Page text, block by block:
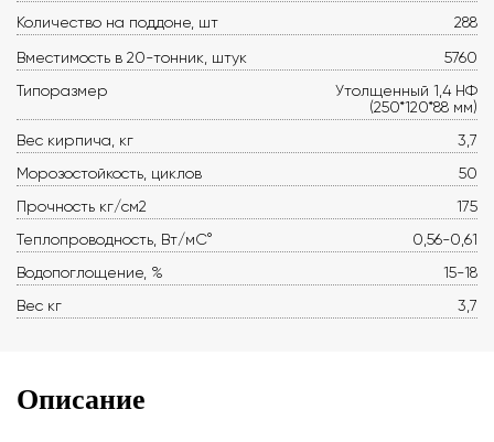
Количество на поддоне, шт
288
Вместимость в 20-тонник, штук
5760
Типоразмер
Утолщенный 1,4 НФ
(250*120*88 мм)
Вес кирпича, кг
3,7
Морозостойкость, циклов
50
Прочность кг/см2
175
Теплопроводность, Вт/мС°
0,56-0,61
Водопоглощение, %
15-18
Вес кг
3,7
Описание